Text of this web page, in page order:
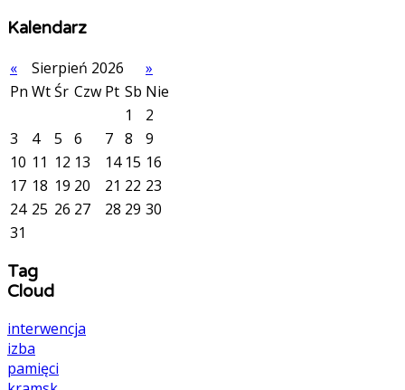
Kalendarz
«
Sierpień 2026
»
Pn WtŚr Czw Pt Sb Nie
1
2
3
4 5 6 7 8
9
10 11 12 13 14 15 16
17 18 19 20 21 22 23
24 25 26 27 28 29 30
31
Tag
Cloud
interwencja
izba
pamięci